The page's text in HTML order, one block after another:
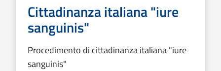
Cittadinanza italiana "iure
sanguinis"
Procedimento di cittadinanza italiana "iure
sanguinis"